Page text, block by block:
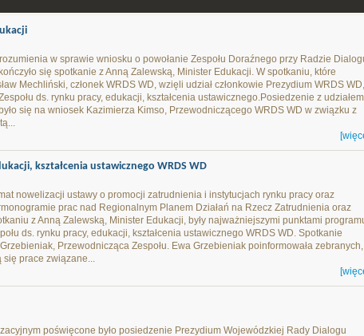
w sprawie wniosku o powołanie Zespołu Doraźnego przy Radzie
się spotkanie z Anną Zalewską, Minister Edukacji. W spotkaniu, które
Mechliński, członek WRDS WD, wzięli udział członkowie Prezydium WRDS WD,
ds. rynku pracy, edukacji, kształcenia ustawicznego.Posiedzenie z udziałem
się na wniosek Kazimierza Kimso, Przewodniczącego WRDS WD w związku z
kształcenia ustawicznego WRDS WD
nowelizacji ustawy o promocji zatrudnienia i instytucjach rynku pracy oraz
prac nad Regionalnym Planem Działań na Rzecz Zatrudnienia oraz
z Anną Zalewską, Minister Edukacji, były najważniejszymi punktami
ds. rynku pracy, edukacji, kształcenia ustawicznego WRDS WD. Spotkanie
Przewodnicząca Zespołu. Ewa Grzebieniak poinformowała zebranych,
się prace związane...
poświęcone było posiedzenie Prezydium Wojewódzkiej Rady Dialogu